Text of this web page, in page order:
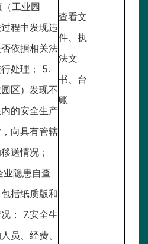
工业园
程中发现违
依据相关法
处理； 5.
区）发现不
的安全生产
向具有管辖
送情况；
业隐患自查
括纸质版和
； 7.安全生
员、经费、
查看文
件、执
法文
书、台
账